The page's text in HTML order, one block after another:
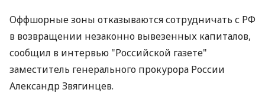
Оффшорные зоны отказываются сотрудничать с РФ
в возвращении незаконно вывезенных капиталов,
сообщил в интервью "Российской газете"
заместитель генерального прокурора России
Александр Звягинцев.